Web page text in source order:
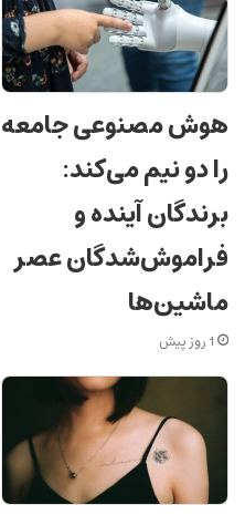
هوش مصنوعی جامعه
را دو نیم می‌کند:
برندگان آینده و
فراموش‌شدگان عصر
ماشین‌ها
1 روز پیش